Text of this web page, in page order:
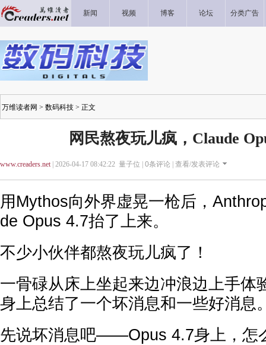
新闻 视频 博客 论坛 分类广告
万维读者网 > 数码科技 > 正文
网民熬夜玩儿疯，Claude
www.creaders.net| 2026-04-17 08:42:22 量子位 | 0条评论 | 查看/发表评论
用Mythos向外界虚晃一枪后，
de Opus 4.7抬了上来。
不少小伙伴都熬夜玩儿疯了！
一骨碌从床上坐起来边冲浪边上手体
身上总结了一个坏消息和一些好消息
先说坏消息吧——Opus 4.7身上，怎